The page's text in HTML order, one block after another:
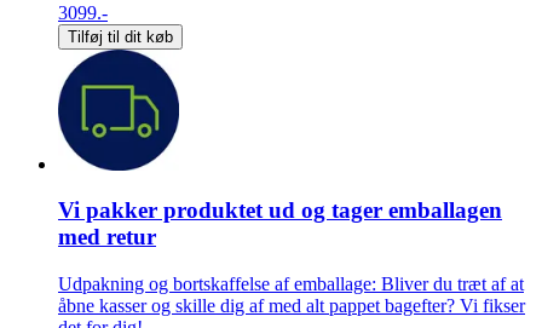
3099.-
Tilføj til dit køb
Vi pakker produktet ud og tager emballagen
med retur
Udpakning og bortskaffelse af emballage: Bliver du træt af at
åbne kasser og skille dig af med alt pappet bagefter? Vi fikser